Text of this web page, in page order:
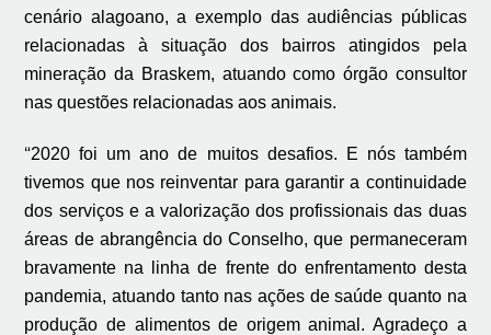
cenário alagoano, a exemplo das audiências públicas
relacionadas à situação dos bairros atingidos pela
mineração da Braskem, atuando como órgão consultor
nas questões relacionadas aos animais.
“2020 foi um ano de muitos desafios. E nós também
tivemos que nos reinventar para garantir a continuidade
dos serviços e a valorização dos profissionais das duas
áreas de abrangência do Conselho, que permaneceram
bravamente na linha de frente do enfrentamento desta
pandemia, atuando tanto nas ações de saúde quanto na
produção de alimentos de origem animal. Agradeço a